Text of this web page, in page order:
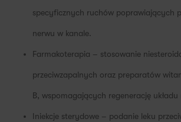
specyficznych ruchów poprawiających
nerwu w kanale.
Farmakoterapia – stosowanie
przeciwzapalnych oraz preparatów
B, wspomagających regenerację układu
Iniekcje sterydowe – podanie leku